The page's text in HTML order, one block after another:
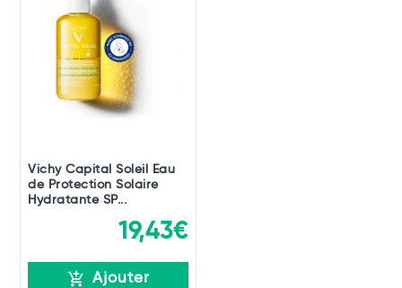
Vichy Capital Soleil Eau
de Protection Solaire
Hydratante SP...
19,43€
Ajouter